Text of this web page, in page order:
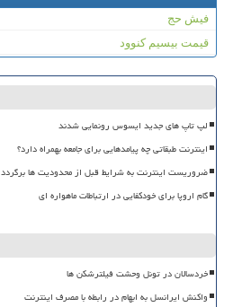
فیش حج
قیمت بیسیم کنوود
لپ تاپ های جدید ایسوس رونمایی شدند
اینترنت طبقاتی چه پیامدهایی برای جامعه بهمراه دارد؟
ضروریست اینترنت به شرایط قبل از محدودیت ها برگردد
گام اروپا برای خودکفایی در ارتباطات ماهواره ای
خردسالان در تونل وحشت فیلترشکن ها
واکنش ایرانسل به ابهام در رابطه با مصرف اینترنت